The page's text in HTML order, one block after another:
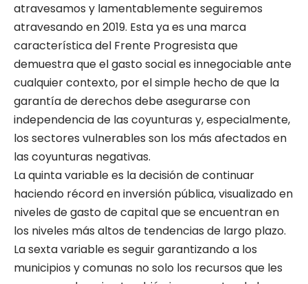
atravesamos y lamentablemente seguiremos
atravesando en 2019. Esta ya es una marca
característica del Frente Progresista que
demuestra que el gasto social es innegociable ante
cualquier contexto, por el simple hecho de que la
garantía de derechos debe asegurarse con
independencia de las coyunturas y, especialmente,
los sectores vulnerables son los más afectados en
las coyunturas negativas.
La quinta variable es la decisión de continuar
haciendo récord en inversión pública, visualizado en
niveles de gasto de capital que se encuentran en
los niveles más altos de tendencias de largo plazo.
La sexta variable es seguir garantizando a los
municipios y comunas no solo los recursos que les